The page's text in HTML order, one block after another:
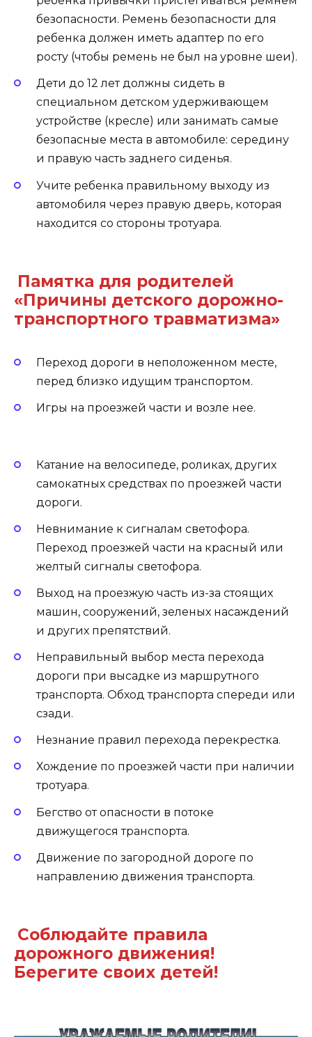
безопасности. Ремень безопасности для
ребенка должен иметь адаптер по его
росту (чтобы ремень не был на уровне шеи).
Дети до 12 лет должны сидеть в
специальном детском удерживающем
устройстве (кресле) или занимать самые
безопасные места в автомобиле: середину
и правую часть заднего сиденья.
Учите ребенка правильному выходу из
автомобиля через правую дверь, которая
находится со стороны тротуара.
Памятка для родителей
«Причины детского дорожно-
транспортного травматизма»
Переход дороги в неположенном месте,
перед близко идущим транспортом.
Игры на проезжей части и возле нее.
Катание на велосипеде, роликах, других
самокатных средствах по проезжей части
дороги.
Невнимание к сигналам светофора.
Переход проезжей части на красный или
желтый сигналы светофора.
Выход на проезжую часть из-за стоящих
машин, сооружений, зеленых насаждений
и других препятствий.
Неправильный выбор места перехода
дороги при высадке из маршрутного
транспорта. Обход транспорта спереди или
сзади.
Незнание правил перехода перекрестка.
Хождение по проезжей части при наличии
тротуара.
Бегство от опасности в потоке
движущегося транспорта.
Движение по загородной дороге по
направлению движения транспорта.
Соблюдайте правила
дорожного движения!
Берегите своих детей!